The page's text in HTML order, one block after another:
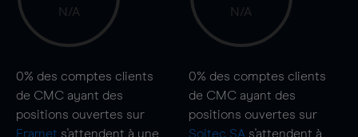
N/A
0% des comptes clients
de CMC ayant des
positions ouvertes sur
Eramet s'attendent à une
N/A
0% des comptes clients
de CMC ayant des
positions ouvertes sur
Soitec SA s'attendent à